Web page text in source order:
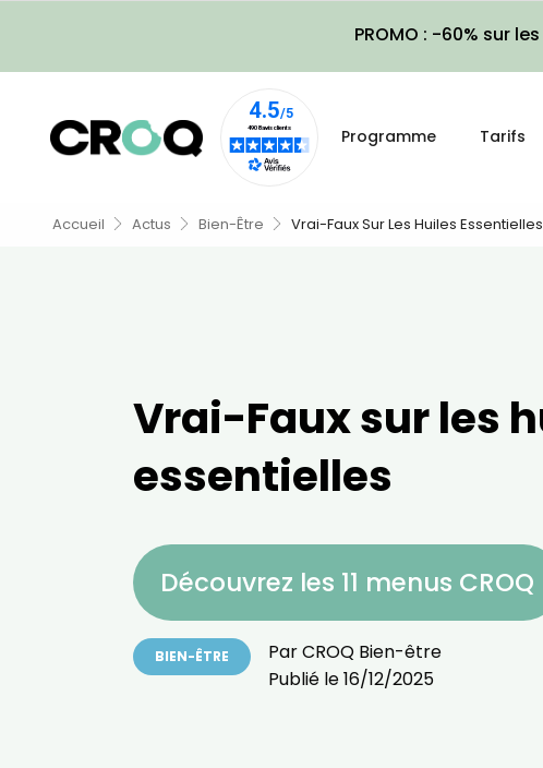
PROMO : -60% sur
Programme Tarifs
Accueil Actus Bien-Être Vrai-Faux Sur Les Huiles Essentielles
Vrai-Faux sur les
essentielles
Découvrez les 11 menus CROQ
BIEN-ÊTRE ParCROQ Bien-être
Publié le16/12/2025